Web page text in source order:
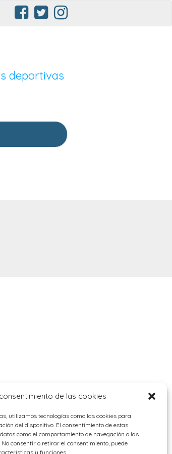
de las cookies
utilizamos tecnologías como las cookies para
del dispositivo. El consentimiento de estas
como el comportamiento de navegación o las
consentir o retirar el consentimiento, puede
y funciones.
deportivas